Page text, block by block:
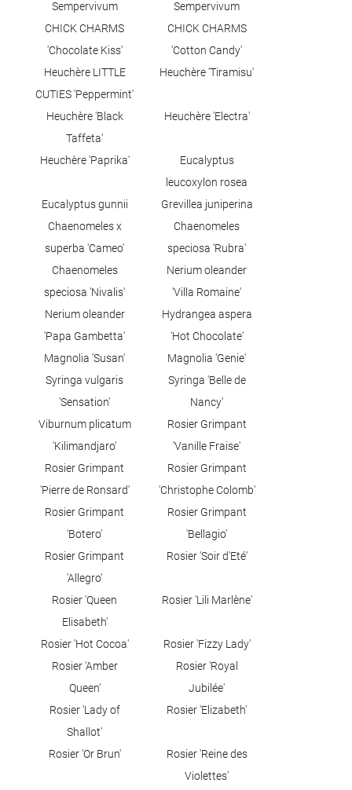
Sempervivum
CHICK CHARMS
'Chocolate Kiss'
Sempervivum
CHICK CHARMS
'Cotton Candy'
Heuchère LITTLE
CUTIES 'Peppermint'
Heuchère 'Tiramisu'
Heuchère 'Black
Taffeta'
Heuchère 'Electra'
Heuchère 'Paprika'
Eucalyptus
leucoxylon rosea
Eucalyptus gunnii
Grevillea juniperina
Chaenomeles x
superba 'Cameo'
Chaenomeles
speciosa 'Rubra'
Chaenomeles
speciosa 'Nivalis'
Nerium oleander
'Villa Romaine'
Nerium oleander
'Papa Gambetta'
Hydrangea aspera
'Hot Chocolate'
Magnolia 'Susan'
Magnolia 'Genie'
Syringa vulgaris
'Sensation'
Syringa 'Belle de
Nancy'
Viburnum plicatum
'Kilimandjaro'
Rosier Grimpant
'Vanille Fraise'
Rosier Grimpant
'Pierre de Ronsard'
Rosier Grimpant
'Christophe Colomb'
Rosier Grimpant
'Botero'
Rosier Grimpant
'Bellagio'
Rosier Grimpant
'Allegro'
Rosier 'Soir d'Eté'
Rosier 'Queen
Elisabeth'
Rosier 'Lili Marlène'
Rosier 'Hot Cocoa'
Rosier 'Fizzy Lady'
Rosier 'Amber
Queen'
Rosier 'Royal
Jubilée'
Rosier 'Lady of
Shallot'
Rosier 'Elizabeth'
Rosier 'Or Brun'
Rosier 'Reine des
Violettes'